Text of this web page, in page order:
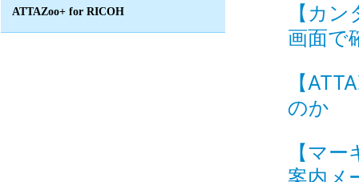
ATTAZoo+ for RICOH
【カ
画面
【
のか
【マ
案内メ